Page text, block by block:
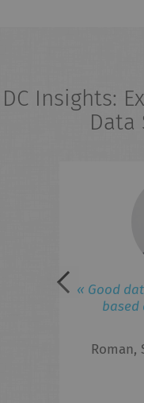
DC Insights:
Data
« Good
based
Roman,